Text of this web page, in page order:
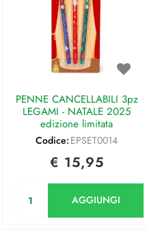
PENNE CANCELLABILI 3pz
LEGAMI - NATALE 2025
edizione limitata
Codice: EPSET0014
€ 15,95
AGGIUNGI